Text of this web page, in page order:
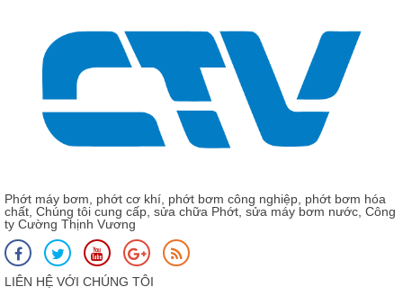
Phớt máy bơm, phớt cơ khí, phớt bơm công nghiệp, phớt bơm hóa
chất, Chúng tôi cung cấp, sửa chữa Phớt, sửa máy bơm nước, Công
ty Cường Thịnh Vương
LIÊN HỆ VỚI CHÚNG TÔI